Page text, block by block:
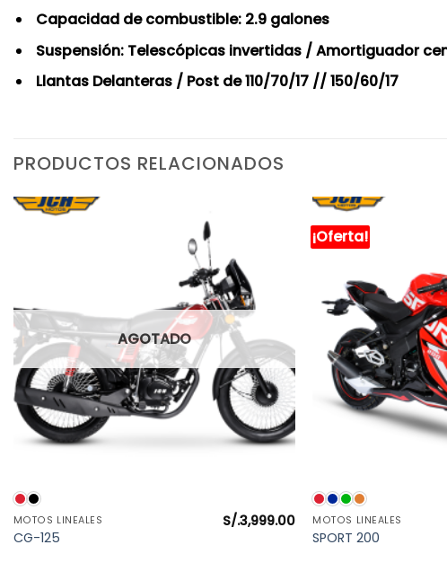
Capacidad de combustible: 2.9 galones
Suspensión: Telescópicas invertidas / Amortiguador
Llantas Delanteras / Post de 110/70/17 // 150/60/17
PRODUCTOS RELACIONADOS
AGOTADO
MOTOS LINEALES
CG-125
S/.3,999.00
¡Oferta!
MOTOS LINEALES
SPORT 200